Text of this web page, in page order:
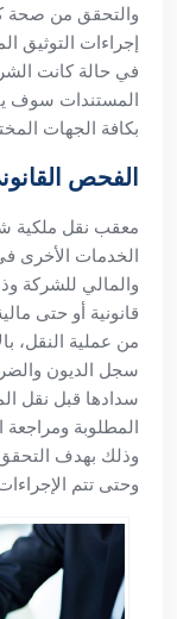
والتحقق من صحة
إجراءات التوثيق
في حالة كانت
المستندات سوف
بكافة الجهات
الفحص
معقب نقل ملكية
الخدمات الأخرى
والمالي للشركة
قانونية أو حتى
من عملية النقل،
سجل الديون
سدادها قبل نقل
المطلوبة ومراجعة
وذلك بهدف
وحتى تتم